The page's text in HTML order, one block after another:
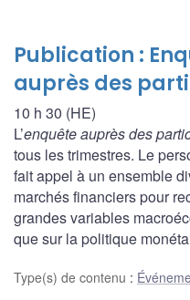
Publication :
auprès des
10 h 30 (HE)
L’enquête auprès des
tous les trimestres. Le
fait appel à un ensemble
marchés financiers pour
grandes variables
que sur la politique
Type(s) de contenu :